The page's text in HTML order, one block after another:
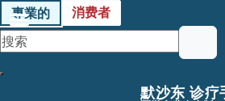
專業的 消费者
默沙东 诊疗